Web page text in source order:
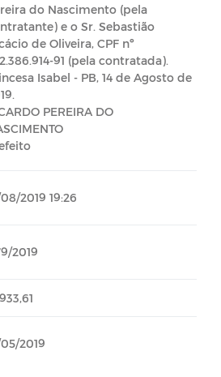
do Nascimento (pela
e o Sr. Sebastião
de Oliveira, CPF nº
91 (pela contratada).
Isabel - PB, 14 de Agosto de
PEREIRA DO
2019 19:26
2019
05/2019